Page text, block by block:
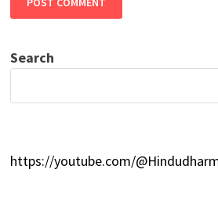
Search
https://youtube.com/